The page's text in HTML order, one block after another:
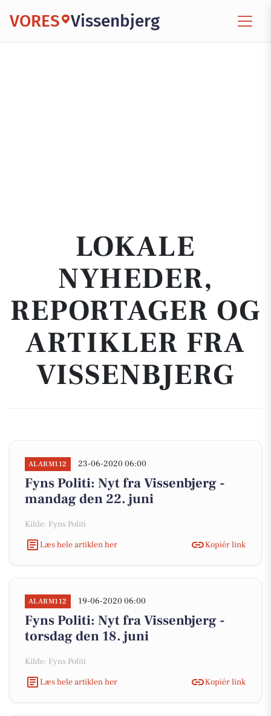
VORES Vissenbjerg
LOKALE
NYHEDER,
REPORTAGER OG
ARTIKLER FRA
VISSENBJERG
ALARM112 23-06-2020 06:00
Fyns Politi: Nyt fra Vissenbjerg -
mandag den 22. juni
Kilde: Fyns Politi
Læs hele artiklen her
Kopiér link
ALARM112 19-06-2020 06:00
Fyns Politi: Nyt fra Vissenbjerg -
torsdag den 18. juni
Kilde: Fyns Politi
Læs hele artiklen her
Kopiér link